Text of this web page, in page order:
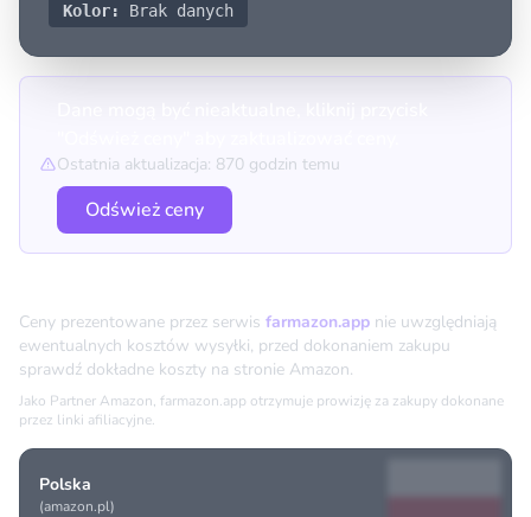
Kolor:
Brak danych
Ostatnia aktualizacja: 870 godzin temu
Odśwież ceny
Ceny prezentowane przez serwis farmazon.app nie uwzględniają
ewentualnych kosztów wysyłki, przed dokonaniem zakupu
sprawdź dokładne koszty na stronie Amazon.
Jako Partner Amazon, farmazon.app otrzymuje prowizję za zakupy dokonane
przez linki afiliacyjne.
Polska
(amazon.pl)